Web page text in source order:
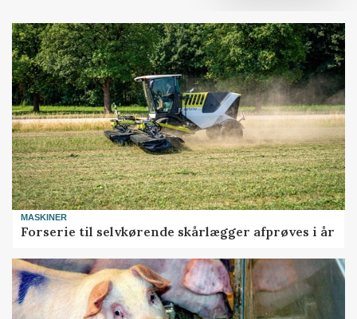
MASKINER
Forserie til selvkørende skårlægger afprøves i år